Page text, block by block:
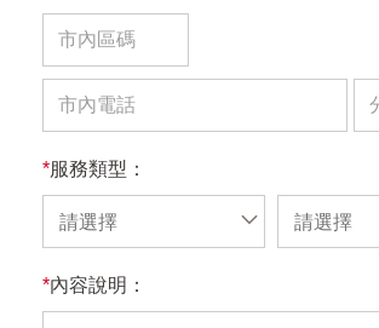
*服務類型：
請選擇 請選擇
*內容說明：